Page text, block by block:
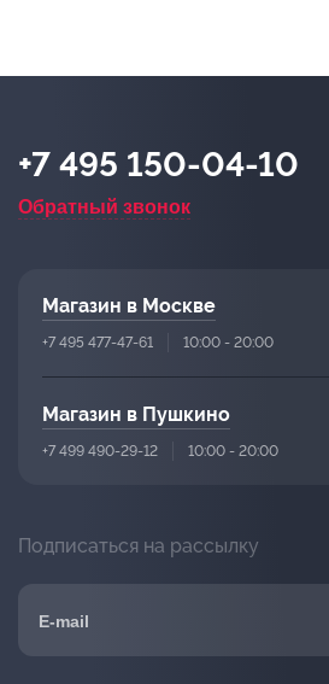
+7 495 150-04-10
Обратный звонок
Магазин в Москве
+7 495 477-47-61 10:00 - 20:00
Магазин в Пушкино
+7 499 490-29-12 10:00 - 20:00
Подписаться на рассылку